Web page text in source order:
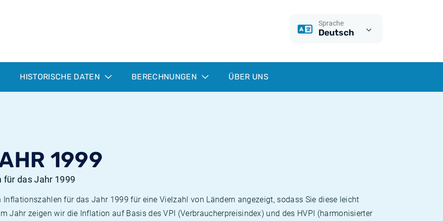
Sprache
Deutsch
HISTORISCHE DATEN BERECHNUNGEN ÜBER UNS
1999
das Jahr 1999
für das Jahr 1999 für eine Vielzahl von Ländern angezeigt, sodass Sie diese leicht
Jahr zeigen wir die Inflation auf Basis des VPI (Verbraucherpreisindex) und des HVPI (harmonisierter